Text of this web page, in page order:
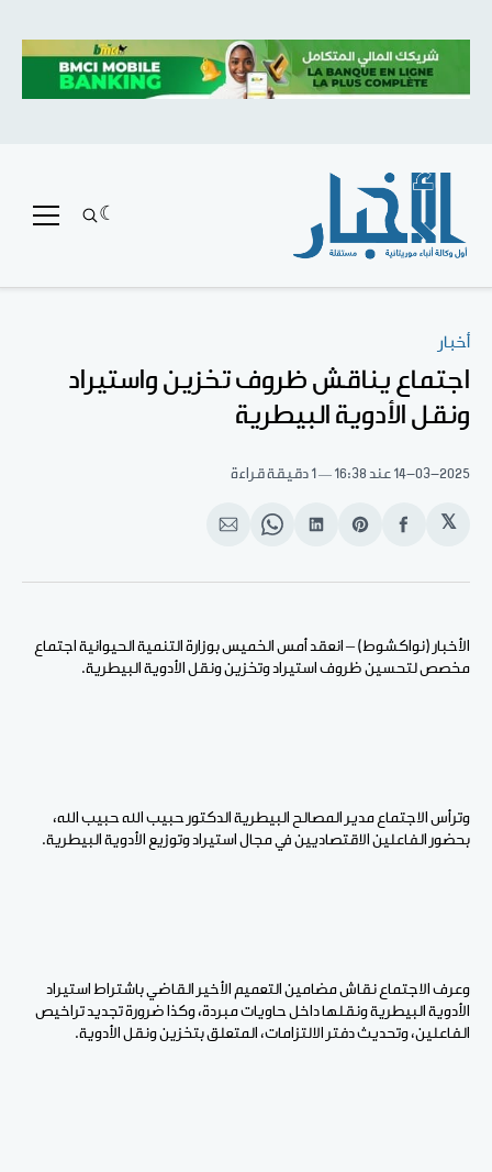
أخبار
اجتماع يناقش ظروف تخزين واستيراد
ونقل الأدوية البيطرية
14-03-2025 عند 16:38 1 دقيقة قراءة
𝕏
انشر
الفيسبوك
Share
Pinterest
انشر
لينكد
Share
WhatsApp
انشر
الإيميل
الأخبار (نواكشوط) – انعقد أمس الخميس بوزارة التنمية الحيوانية اجتماع
مخصص لتحسين ظروف استيراد وتخزين ونقل الأدوية البيطرية.
وترأس الاجتماع مدير المصالح البيطرية الدكتور حبيب الله حبيب الله،
بحضور الفاعلين الاقتصاديين في مجال استيراد وتوزيع الأدوية البيطرية.
وعرف الاجتماع نقاش مضامين التعميم الأخير القاضي باشتراط استيراد
الأدوية البيطرية ونقلها داخل حاويات مبردة، وكذا ضرورة تجديد تراخيص
الفاعلين، وتحديث دفتر الالتزامات، المتعلق بتخزين ونقل الأدوية.